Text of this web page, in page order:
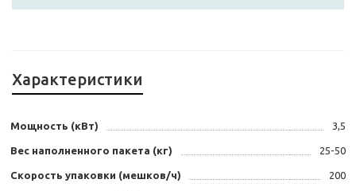
Характеристики
Мощность (кВт) 3,5
Вес наполненного пакета (кг) 25-50
Скорость упаковки (мешков/ч) 200